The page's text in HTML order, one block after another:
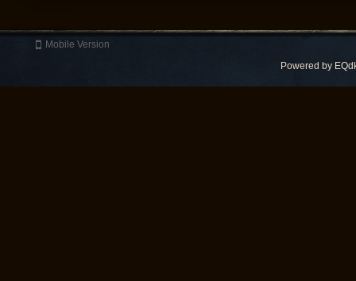
Mobile Version
Powered by